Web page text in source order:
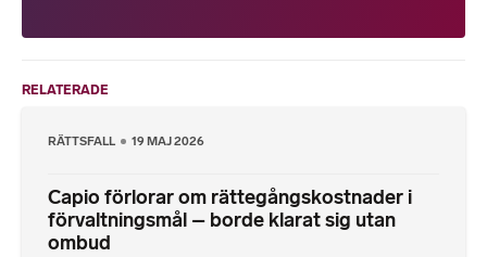
RELATERADE
RÄTTSFALL 19 MAJ 2026
Capio förlorar om rättegångskostnader i
förvaltningsmål – borde klarat sig utan
ombud